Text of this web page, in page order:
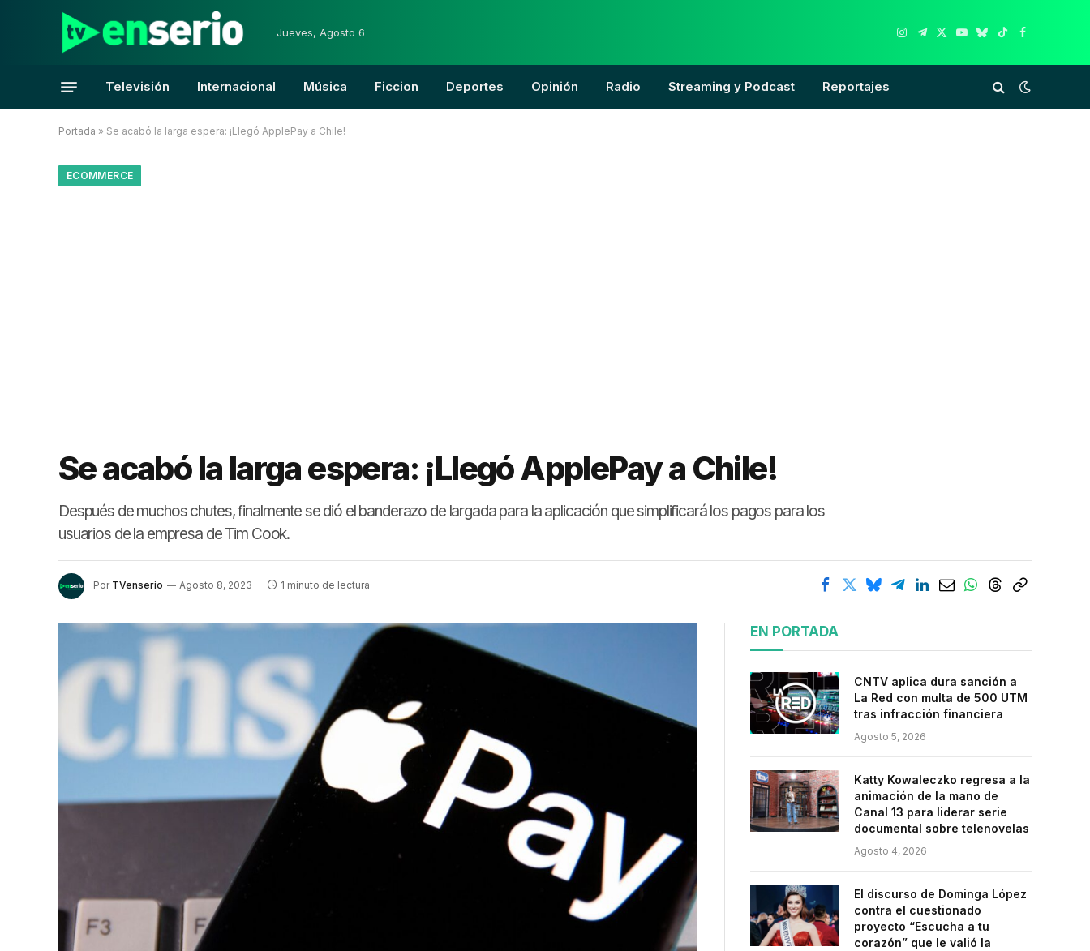
Jueves, Agosto 6
Instagram
Telegram
X
YouTube
Bluesky
TikTokFacebook
Televisión Internacional Música Ficcion Deportes Opinión Radio Streaming y Podcast Reportajes
Portada » Se acabó la larga espera: ¡Llegó ApplePay a Chile!
ECOMMERCE
Se acabó la larga espera: ¡Llegó ApplePay a Chile!
Después de muchos chutes, finalmente se dió el banderazo de largada para la aplicación que simplificará los pagos para los
usuarios de la empresa de Tim Cook.
Por TVenserio Agosto 8, 2023 1 minuto de lectura
EN PORTADA
CNTV aplica dura sanción a
La Red con multa de 500 UTM
tras infracción financiera
Agosto 5, 2026
Katty Kowaleczko regresa a la
animación de la mano de
Canal 13 para liderar serie
documental sobre telenovelas
Agosto 4, 2026
El discurso de Dominga López
contra el cuestionado
proyecto “Escucha a tu
corazón” que le valió la